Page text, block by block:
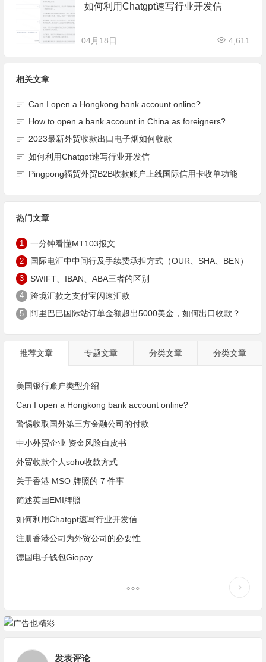
如何利用Chatgpt速写行业开发信
04月18日 4,611
相关文章
Can I open a Hongkong bank account online?
How to open a bank account in China as foreigners?
2023最新外贸收款出口电子烟如何收款
如何利用Chatgpt速写行业开发信
Pingpong福贸外贸B2B收款账户上线国际信用卡收单功能
热门文章
1 一分钟看懂MT103报文
2 国际电汇中中间行及手续费承担方式（OUR、SHA、BEN）
3 SWIFT、IBAN、ABA三者的区别
4 跨境汇款之支付宝闪速汇款
5 阿里巴巴国际站订单金额超出5000美金，如何出口收款？
推荐文章 专题文章 分类文章 分类文章
美国银行账户类型介绍
Can I open a Hongkong bank account online?
警惕收取国外第三方金融公司的付款
中小外贸企业 资金风险白皮书
外贸收款个人soho收款方式
关于香港 MSO 牌照的 7 件事
简述英国EMI牌照
如何利用Chatgpt速写行业开发信
注册香港公司为外贸公司的必要性
德国电子钱包Giopay
发表评论